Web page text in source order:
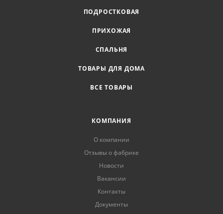
ПОДРОСТКОВАЯ
ПРИХОЖАЯ
СПАЛЬНЯ
ТОВАРЫ ДЛЯ ДОМА
ВСЕ ТОВАРЫ
КОМПАНИЯ
О компании
Отзывы о фабрике
Новости
Вакансии
Контакты
Документы